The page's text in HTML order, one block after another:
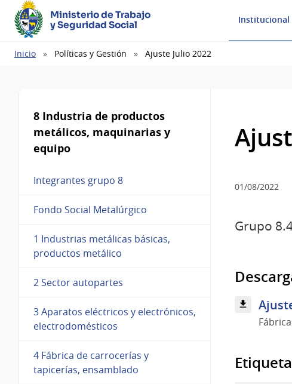
Ministerio de Trabajo
y Seguridad Social
Institucional
Ruta
Inicio Políticas y Gestión Ajuste Julio 2022
8 Industria de productos
metálicos, maquinarias y
equipo
Integrantes grupo 8
Fondo Social Metalúrgico
1 Industrias metálicas básicas,
productos metálico
2 Sector autopartes
3 Aparatos eléctricos y electrónicos,
electrodomésticos
4 Fábrica de carrocerías y
tapicerías, ensamblado
01/08/2022
Grupo